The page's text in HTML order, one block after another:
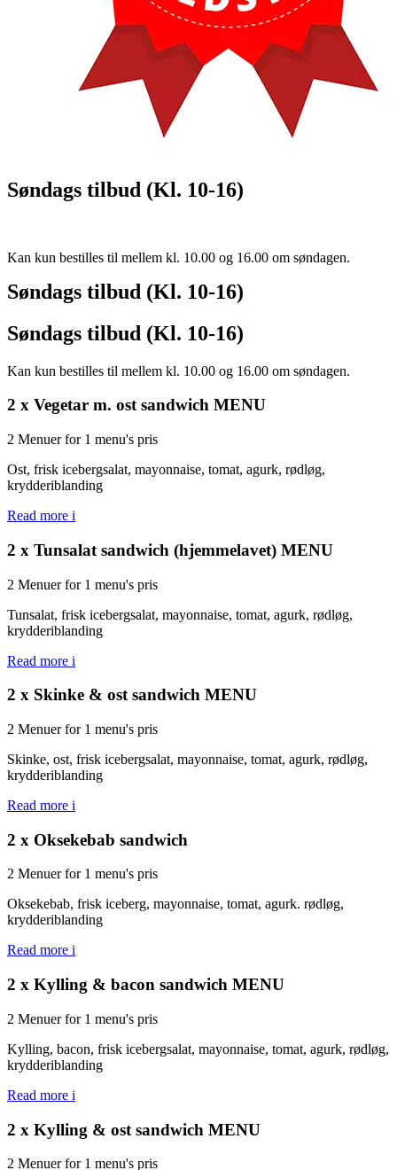
Søndags tilbud (Kl. 10-16)
Kan kun bestilles til mellem kl. 10.00 og 16.00 om søndagen.
Søndags tilbud (Kl. 10-16)
Søndags tilbud (Kl. 10-16)
Kan kun bestilles til mellem kl. 10.00 og 16.00 om søndagen.
2 x Vegetar m. ost sandwich MENU
2 Menuer for 1 menu's pris
Ost, frisk icebergsalat, mayonnaise, tomat, agurk, rødløg,
krydderiblanding
Read more i
2 x Tunsalat sandwich (hjemmelavet) MENU
2 Menuer for 1 menu's pris
Tunsalat, frisk icebergsalat, mayonnaise, tomat, agurk, rødløg,
krydderiblanding
Read more i
2 x Skinke & ost sandwich MENU
2 Menuer for 1 menu's pris
Skinke, ost, frisk icebergsalat, mayonnaise, tomat, agurk, rødløg,
krydderiblanding
Read more i
2 x Oksekebab sandwich
2 Menuer for 1 menu's pris
Oksekebab, frisk iceberg, mayonnaise, tomat, agurk. rødløg,
krydderiblanding
Read more i
2 x Kylling & bacon sandwich MENU
2 Menuer for 1 menu's pris
Kylling, bacon, frisk icebergsalat, mayonnaise, tomat, agurk, rødløg,
krydderiblanding
Read more i
2 x Kylling & ost sandwich MENU
2 Menuer for 1 menu's pris